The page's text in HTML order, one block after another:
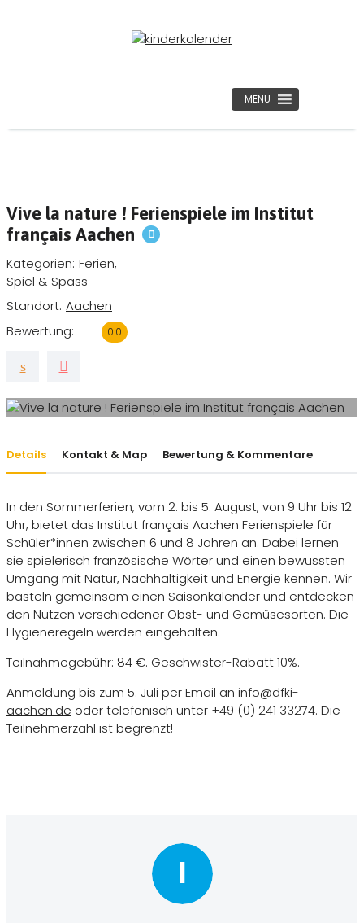
MENU
Vive la nature ! Ferienspiele im Institut
français Aachen
Kategorien Ferien,
Spiel & Spass
Standort Aachen
Bewertung
0.0
Details Kontakt & Map Bewertung & Kommentare
In den Sommerferien, vom 2. bis 5. August, von 9 Uhr bis 12
Uhr, bietet das Institut français Aachen Ferienspiele für
Schüler*innen zwischen 6 und 8 Jahren an. Dabei lernen
sie spielerisch französische Wörter und einen bewussten
Umgang mit Natur, Nachhaltigkeit und Energie kennen. Wir
basteln gemeinsam einen Saisonkalender und entdecken
den Nutzen verschiedener Obst- und Gemüsesorten. Die
Hygieneregeln werden eingehalten.
Teilnahmegebühr: 84 €. Geschwister-Rabatt 10%.
Anmeldung bis zum 5. Juli per Email an info@dfki-
aachen.de oder telefonisch unter +49 (0) 241 33274. Die
Teilnehmerzahl ist begrenzt!
I